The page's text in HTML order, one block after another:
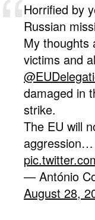
Horrified by
Russian
My thoughts
victims and
damaged in
strike.
The EU will
aggression…
— António
August 28,